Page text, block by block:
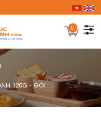
0
120G - GÓI